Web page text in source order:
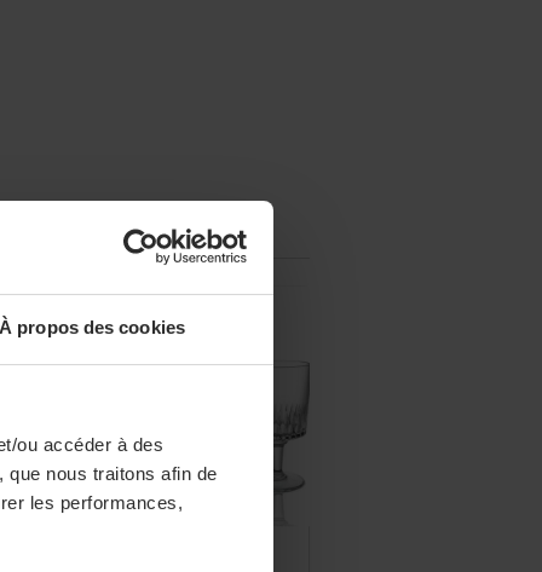
À propos des cookies
ou accéder à des
nous traitons afin de
les performances,